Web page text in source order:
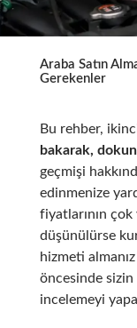
Araba Satın
Gerekenler
Bu rehber,
bakarak,
geçmişi
edinmenize
fiyatlarının çok
düşünülürse
hizmeti
öncesinde sizin
incelemeyi